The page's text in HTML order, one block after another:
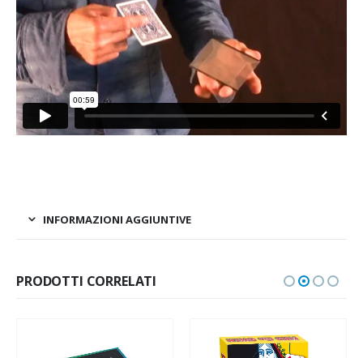
INFORMAZIONI AGGIUNTIVE
PRODOTTI CORRELATI